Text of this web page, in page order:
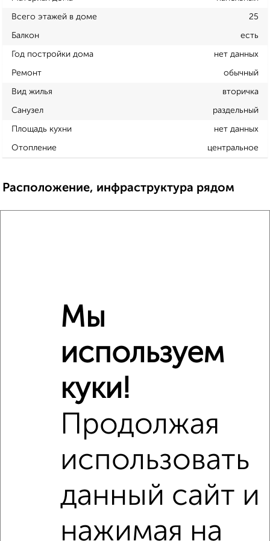
Всего этажей в доме 25
Балкон есть
Год постройки дома нет данных
Ремонт обычный
Вид жилья вторичка
Санузел раздельный
Площадь кухни нет данных
Отопление центральное
Расположение, инфраструктура рядом
Сравнение средних цен
2‑комнатные квартиры с похожей площадью ±10%
Мы
используем
куки!
Продолжая
использовать
данный сайт и
нажимая на